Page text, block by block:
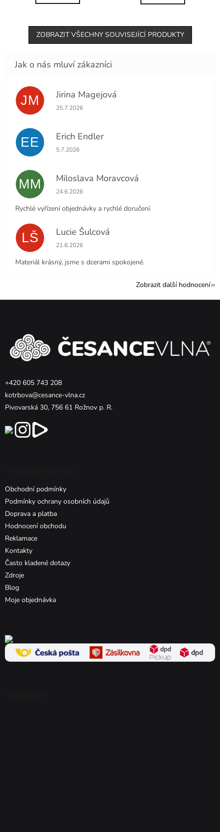
ZOBRAZIT VŠECHNY SOUVISEJÍCÍ PRODUKTY
JM Jirina Magejová
Hodnocení obchodu je 5 z 5 hvězdiček.
25.7.2026
EE Erich Endler
Hodnocení obchodu je 5 z 5 hvězdiček.
5.7.2026
MM Miloslava Moravcová
Hodnocení obchodu je 5 z 5 hvězdiček.
24.6.2026
Rychlé vyřízení objednávky a rychlé doručení.
LŠ Lucie Šulcová
Hodnocení obchodu je 5 z 5 hvězdiček.
21.6.2026
Materiál krásný, jsme s dcerami spokojené.
Zobrazit další hodnocení
Z
+420 605 743 208
kotrbova@cesance-vlna.cz
Pivovarská 30, 756 61 Rožnov p. R.
Obchodní podmínky
Podmínky ochrany osobních údajů
Doprava a platba
Hodnocení obchodu
Reklamace
Kontakty
Často kladené dotazy
Zdroje
Blog
Moje objednávka